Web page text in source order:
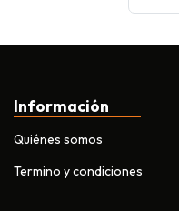
Información
Quiénes somos
Termino y condiciones